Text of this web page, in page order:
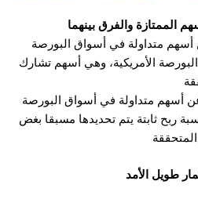
متداولة في أسواق البورصة
الأمريكية، وهي أسهم تشارك
أسهم متداولة في أسواق البورصة
ربح ثابتة يتم تحديدها مسبقا بغض